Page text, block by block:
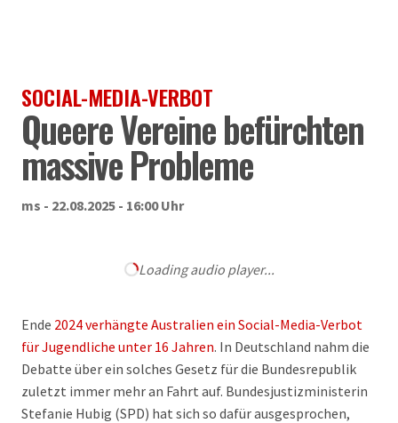
SOCIAL-MEDIA-VERBOT
Queere Vereine befürchten
massive Probleme
ms - 22.08.2025 - 16:00 Uhr
Loading audio player...
Ende 2024 verhängte Australien ein Social-Media-Verbot
für Jugendliche unter 16 Jahren. In Deutschland nahm die
Debatte über ein solches Gesetz für die Bundesrepublik
zuletzt immer mehr an Fahrt auf. Bundesjustizministerin
Stefanie Hubig (SPD) hat sich so dafür ausgesprochen,